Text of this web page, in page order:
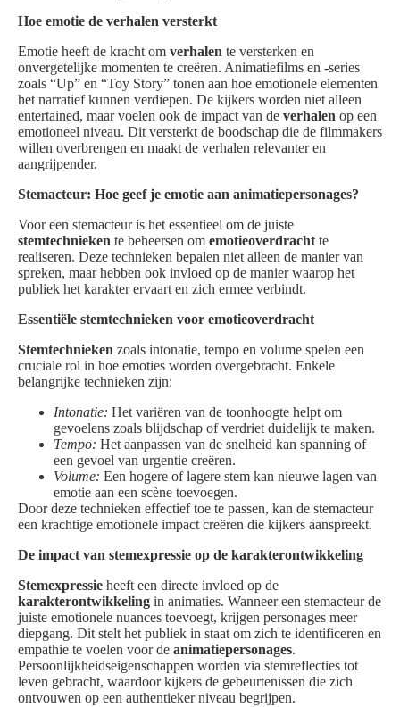
Hoe emotie de verhalen versterkt
Emotie heeft de kracht om verhalen te versterken en
onvergetelijke momenten te creëren. Animatiefilms en -series
zoals “Up” en “Toy Story” tonen aan hoe emotionele elementen
het narratief kunnen verdiepen. De kijkers worden niet alleen
entertained, maar voelen ook de impact van de verhalen op een
emotioneel niveau. Dit versterkt de boodschap die de filmmakers
willen overbrengen en maakt de verhalen relevanter en
aangrijpender.
Stemacteur: Hoe geef je emotie aan animatiepersonages?
Voor een stemacteur is het essentieel om de juiste
stemtechnieken te beheersen om emotieoverdracht te
realiseren. Deze technieken bepalen niet alleen de manier van
spreken, maar hebben ook invloed op de manier waarop het
publiek het karakter ervaart en zich ermee verbindt.
Essentiële stemtechnieken voor emotieoverdracht
Stemtechnieken zoals intonatie, tempo en volume spelen een
cruciale rol in hoe emoties worden overgebracht. Enkele
belangrijke technieken zijn:
Intonatie: Het variëren van de toonhoogte helpt om
gevoelens zoals blijdschap of verdriet duidelijk te maken.
Tempo: Het aanpassen van de snelheid kan spanning of
een gevoel van urgentie creëren.
Volume: Een hogere of lagere stem kan nieuwe lagen van
emotie aan een scène toevoegen.
Door deze technieken effectief toe te passen, kan de stemacteur
een krachtige emotionele impact creëren die kijkers aanspreekt.
De impact van stemexpressie op de karakterontwikkeling
Stemexpressie heeft een directe invloed op de
karakterontwikkeling in animaties. Wanneer een stemacteur de
juiste emotionele nuances toevoegt, krijgen personages meer
diepgang. Dit stelt het publiek in staat om zich te identificeren en
empathie te voelen voor de animatiepersonages.
Persoonlijkheidseigenschappen worden via stemreflecties tot
leven gebracht, waardoor kijkers de gebeurtenissen die zich
ontvouwen op een authentieker niveau begrijpen.